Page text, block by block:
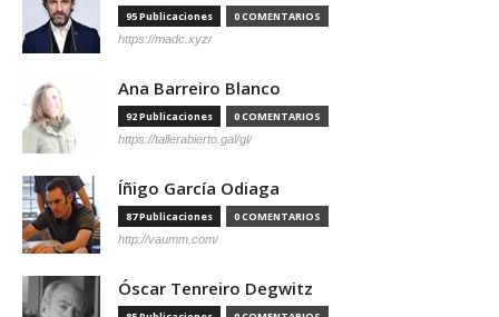
95 Publicaciones 0 COMENTARIOS
https://madc.xyz/
Ana Barreiro Blanco
92 Publicaciones 0 COMENTARIOS
https://tallerabierto.gal/gl/
Íñigo García Odiaga
87 Publicaciones 0 COMENTARIOS
http://vaumm.com/
Óscar Tenreiro Degwitz